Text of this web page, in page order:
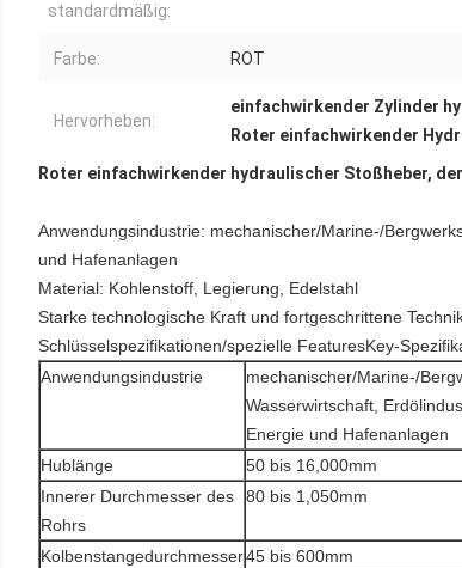
standardmäßig:
Farbe: ROT
Hervorheben:
einfachwirkender Zylinder
Roter einfachwirkender
Roter einfachwirkender hydraulischer Stoßheber,
Anwendungsindustrie: mechanischer/Marine-/
und Hafenanlagen
Material: Kohlenstoff, Legierung, Edelstahl
Starke technologische Kraft und fortgeschrittene
Schlüsselspezifikationen/spezielle FeaturesKey-
Anwendungsindustrie
mechanischer/Marine-/
Wasserwirtschaft,
Energie und Hafenanlagen
Hublänge
50 bis 16,000mm
Innerer Durchmesser des
Rohrs
80 bis 1,050mm
Kolbenstangedurchmesser45 bis 600mm